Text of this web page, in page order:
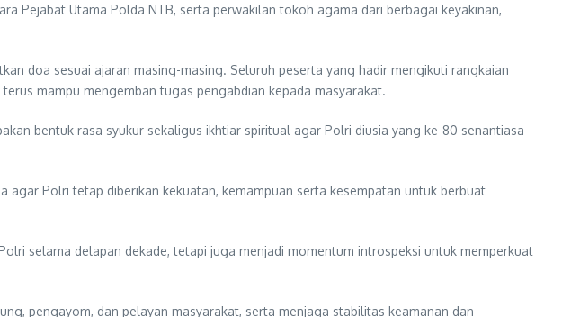
Pejabat Utama Polda NTB, serta perwakilan tokoh agama dari berbagai keyakinan,
doa sesuai ajaran masing-masing. Seluruh peserta yang hadir mengikuti rangkaian
mampu mengemban tugas pengabdian kepada masyarakat.
bentuk rasa syukur sekaligus ikhtiar spiritual agar Polri diusia yang ke-80 senantiasa
agar Polri tetap diberikan kekuatan, kemampuan serta kesempatan untuk berbuat
selama delapan dekade, tetapi juga menjadi momentum introspeksi untuk memperkuat
pengayom, dan pelayan masyarakat, serta menjaga stabilitas keamanan dan